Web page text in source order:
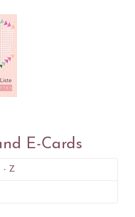
E-Cards
- Z